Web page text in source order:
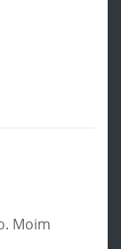
Moim